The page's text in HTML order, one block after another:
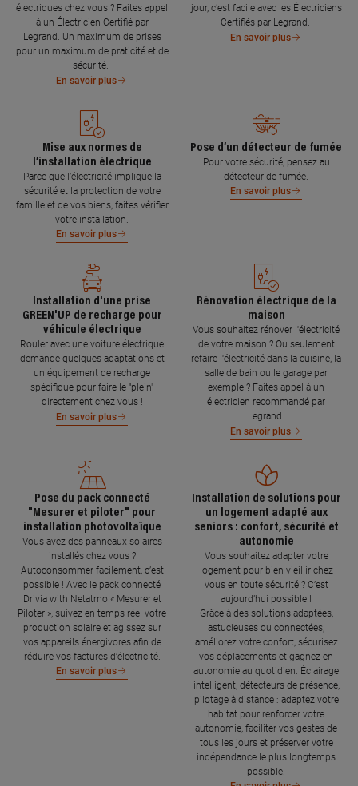
électriques chez vous ? Faites appel
à un Électricien Certifié par
Legrand. Un maximum de prises
pour un maximum de praticité et de
sécurité.
En savoir plus
jour, c’est facile avec les Électriciens
Certifiés par Legrand.
En savoir plus
Mise aux normes de
l’installation électrique
Parce que l’électricité implique la
sécurité et la protection de votre
famille et de vos biens, faites vérifier
votre installation.
En savoir plus
Pose d’un détecteur de fumée
Pour votre sécurité, pensez au
détecteur de fumée.
En savoir plus
Installation d'une prise
GREEN'UP de recharge pour
véhicule électrique
Rouler avec une voiture électrique
demande quelques adaptations et
un équipement de recharge
spécifique pour faire le "plein"
directement chez vous !
En savoir plus
Rénovation électrique de la
maison
Vous souhaitez rénover l'électricité
de votre maison ? Ou seulement
refaire l'électricité dans la cuisine, la
salle de bain ou le garage par
exemple ? Faites appel à un
électricien recommandé par
Legrand.
En savoir plus
Pose du pack connecté
"Mesurer et piloter" pour
installation photovoltaïque
Vous avez des panneaux solaires
installés chez vous ?
Autoconsommer facilement, c’est
possible ! Avec le pack connecté
Drivia with Netatmo « Mesurer et
Piloter », suivez en temps réel votre
production solaire et agissez sur
vos appareils énergivores afin de
réduire vos factures d’électricité.
En savoir plus
Installation de solutions pour
un logement adapté aux
seniors : confort, sécurité et
autonomie
Vous souhaitez adapter votre
logement pour bien vieillir chez
vous en toute sécurité ? C’est
aujourd’hui possible !
Grâce à des solutions adaptées,
astucieuses ou connectées,
améliorez votre confort, sécurisez
vos déplacements et gagnez en
autonomie au quotidien. Éclairage
intelligent, détecteurs de présence,
pilotage à distance : adaptez votre
habitat pour renforcer votre
autonomie, faciliter vos gestes de
tous les jours et préserver votre
indépendance le plus longtemps
possible.